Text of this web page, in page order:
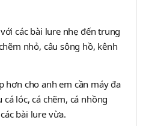
các bài lure nhẹ đến trung
nhỏ, câu sông hồ, kênh
hơn cho anh em cần máy đa
lóc, cá chẽm, cá nhồng
bài lure vừa.